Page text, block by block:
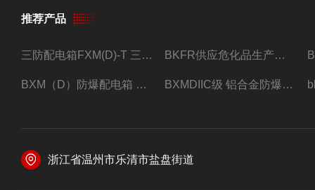
推荐产品
三防配电箱FXM(D)-T 三防型黑色工程塑料 BKFR供应危化品生产车间1.5匹2匹3匹5匹防爆空调
BXM（D）防爆配电箱 防爆照明动力箱厂家 定做 BXMDIIC级 铝合金防爆照明动力配电箱 加工定做
浙江省温州市乐清市盐盘街道